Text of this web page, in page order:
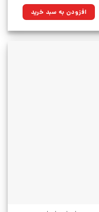
۳۰۰,۰۰۰تومان
بود.
۲۱۴,۵۰۰تومان.افزودن به سبد خرید